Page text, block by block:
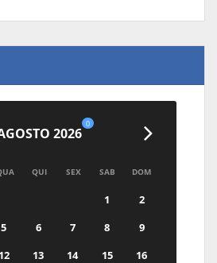
2026
0
QUI SEX SAB DOM
1
2
5 6 7 8
9
12 13 14 15
16